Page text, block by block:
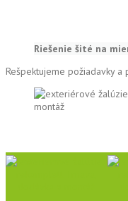
Riešenie šité na
Rešpektujeme požiadavky a